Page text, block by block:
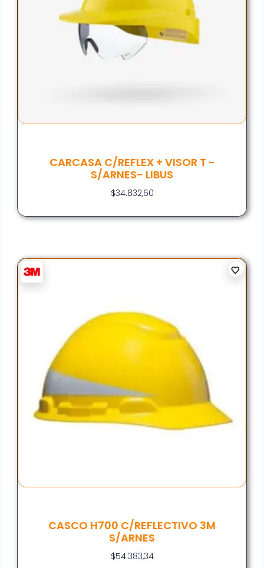
CARCASA C/REFLEX + VISOR T -
S/ARNES- LIBUS
$34.832,60
CASCO H700 C/REFLECTIVO 3M
S/ARNES
$54.383,34